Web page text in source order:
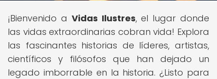
¡Bienvenido a Vidas Ilustres, el lugar donde
las vidas extraordinarias cobran vida! Explora
las fascinantes historias de líderes, artistas,
científicos y filósofos que han dejado un
legado imborrable en la historia. ¿Listo para